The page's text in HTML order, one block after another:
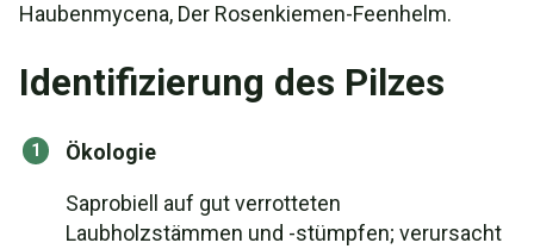
Haubenmycena, Der Rosenkiemen-Feenhelm.
Identifizierung des Pilzes
Ökologie
Saprobiell auf gut verrotteten
Laubholzstämmen und -stümpfen; verursacht